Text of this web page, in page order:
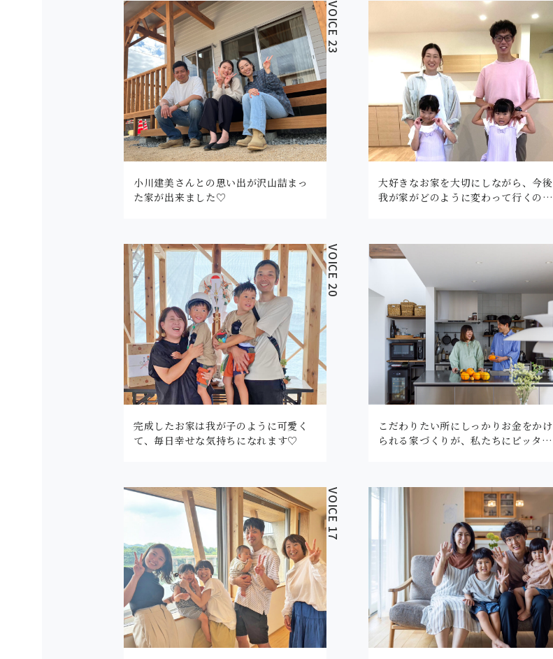
小川建美さんとの思い出が沢山詰まっ
た家が出来ました♡
VOICE 23
大好きなお家を大切にしながら、今後
我が家がどのように変わって行くの…
完成したお家は我が子のように可愛く
て、毎日幸せな気持ちになれます♡
VOICE 20
こだわりたい所にしっかりお金をかけ
られる家づくりが、私たちにピッタ…
VOICE 17